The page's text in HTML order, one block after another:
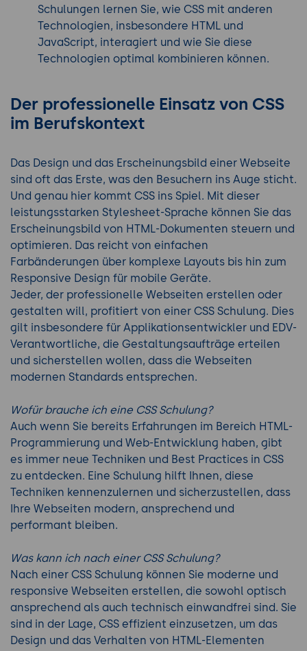
Schulungen lernen Sie, wie CSS mit anderen
Technologien, insbesondere HTML und
JavaScript, interagiert und wie Sie diese
Technologien optimal kombinieren können.
Der professionelle Einsatz von CSS
im Berufskontext
Das Design und das Erscheinungsbild einer Webseite
sind oft das Erste, was den Besuchern ins Auge sticht.
Und genau hier kommt CSS ins Spiel. Mit dieser
leistungsstarken Stylesheet-Sprache können Sie das
Erscheinungsbild von HTML-Dokumenten steuern und
optimieren. Das reicht von einfachen
Farbänderungen über komplexe Layouts bis hin zum
Responsive Design für mobile Geräte.
Jeder, der professionelle Webseiten erstellen oder
gestalten will, profitiert von einer CSS Schulung. Dies
gilt insbesondere für Applikationsentwickler und EDV-
Verantwortliche, die Gestaltungsaufträge erteilen
und sicherstellen wollen, dass die Webseiten
modernen Standards entsprechen.
Wofür brauche ich eine CSS Schulung?
Auch wenn Sie bereits Erfahrungen im Bereich HTML-
Programmierung und Web-Entwicklung haben, gibt
es immer neue Techniken und Best Practices in CSS
zu entdecken. Eine Schulung hilft Ihnen, diese
Techniken kennenzulernen und sicherzustellen, dass
Ihre Webseiten modern, ansprechend und
performant bleiben.
Was kann ich nach einer CSS Schulung?
Nach einer CSS Schulung können Sie moderne und
responsive Webseiten erstellen, die sowohl optisch
ansprechend als auch technisch einwandfrei sind. Sie
sind in der Lage, CSS effizient einzusetzen, um das
Design und das Verhalten von HTML-Elementen